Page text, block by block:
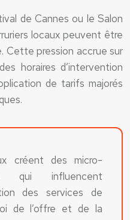
de Cannes ou le Salon
locaux peuvent être
Cette pression accrue sur
horaires d’intervention
de tarifs majorés
créent des micro-
qui influencent
des services de
de l’offre et de la